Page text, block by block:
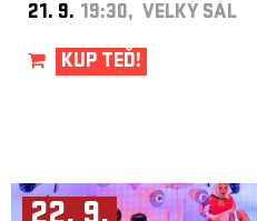
21. 9. 19:30, VELKÝ SÁL
KUP TEĎ!